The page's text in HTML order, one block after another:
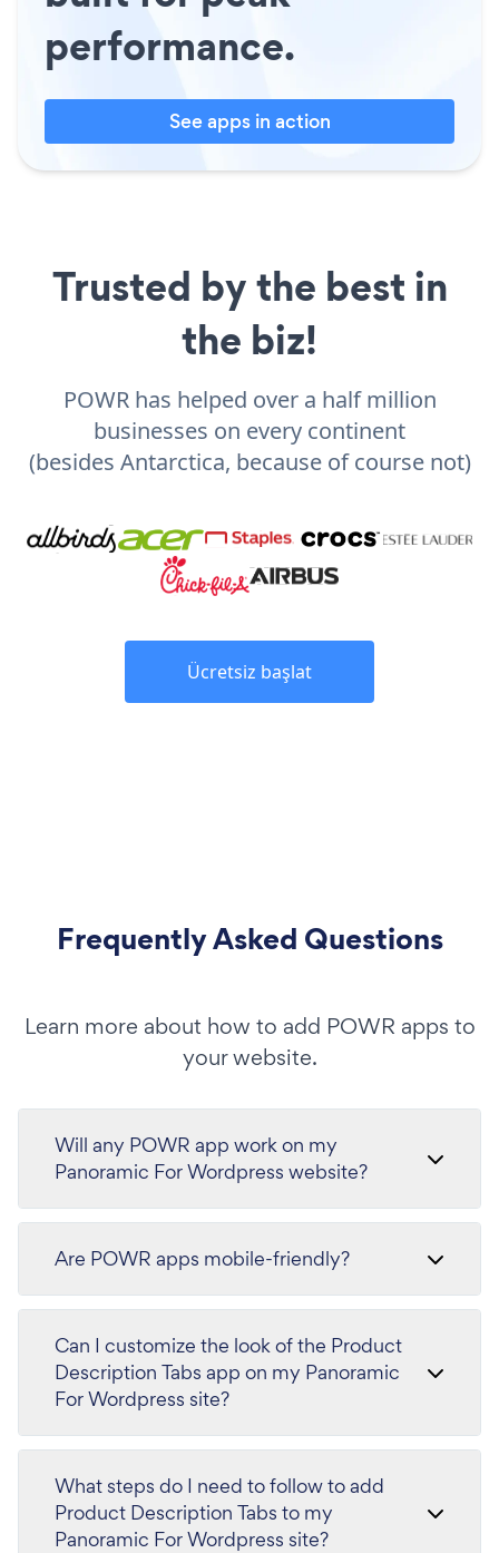
performance.
See apps in action
Trusted by the best in
the biz!
POWR has helped over a half million
businesses on every continent
(besides Antarctica, because of course not)
Ücretsiz başlat
Frequently Asked Questions
Learn more about how to add POWR apps to
your website.
Will any POWR app work on my
Panoramic For Wordpress website?
Are POWR apps mobile-friendly?
Can I customize the look of the Product
Description Tabs app on my Panoramic
For Wordpress site?
What steps do I need to follow to add
Product Description Tabs to my
Panoramic For Wordpress site?